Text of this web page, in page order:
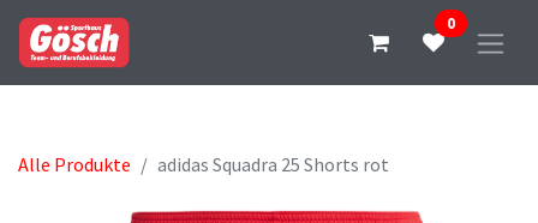
0
Alle Produkte adidas Squadra 25 Shorts rot